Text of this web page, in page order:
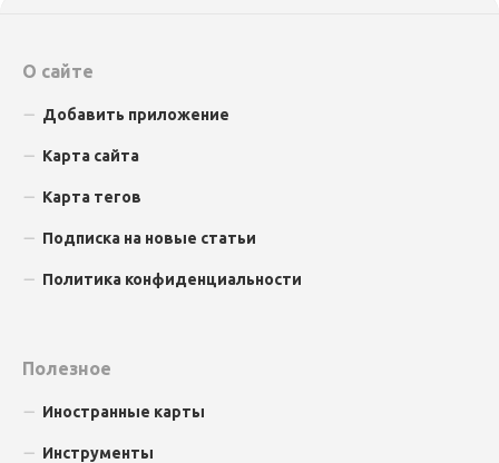
О сайте
Добавить приложение
Карта сайта
Карта тегов
Подписка на новые статьи
Политика конфиденциальности
Полезное
Иностранные карты
Инструменты